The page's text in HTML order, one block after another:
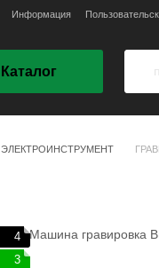
Информация
Каталог
ЭЛЕКТРОИНСТРУМЕНТ
4
3